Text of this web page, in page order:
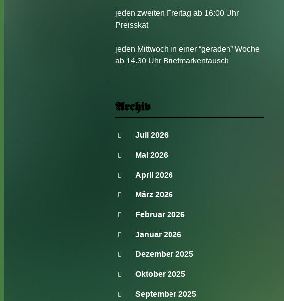
jeden zweiten Freitag ab 16:00 Uhr
Preisskat
jeden Mittwoch in einer “geraden” Woche
ab 14.30 Uhr Briefmarkentausch
Archiv
Juli 2026
Mai 2026
April 2026
März 2026
Februar 2026
Januar 2026
Dezember 2025
Oktober 2025
September 2025